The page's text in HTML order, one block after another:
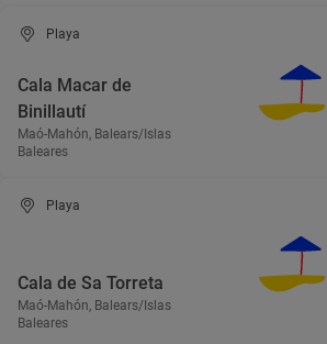
Playa
Cala Macar de
Binillautí
Maó-Mahón, Balears/Islas
Baleares
Playa
Cala de Sa Torreta
Maó-Mahón, Balears/Islas
Baleares